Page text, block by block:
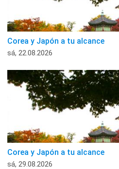
Corea y Japón a tu alcance
sá, 22.08.2026
Corea y Japón a tu alcance
sá, 29.08.2026